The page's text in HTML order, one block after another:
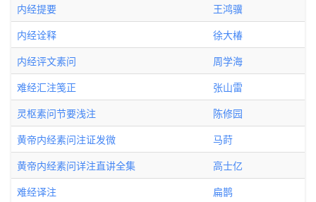
内经提要
王鸿骥
内经诠释
徐大椿
内经评文素问
周学海
难经汇注笺正
张山雷
灵枢素问节要浅注
陈修园
黄帝内经素问注证发微
马莳
黄帝内经素问详注直讲全集
高士亿
难经译注
扁鹊